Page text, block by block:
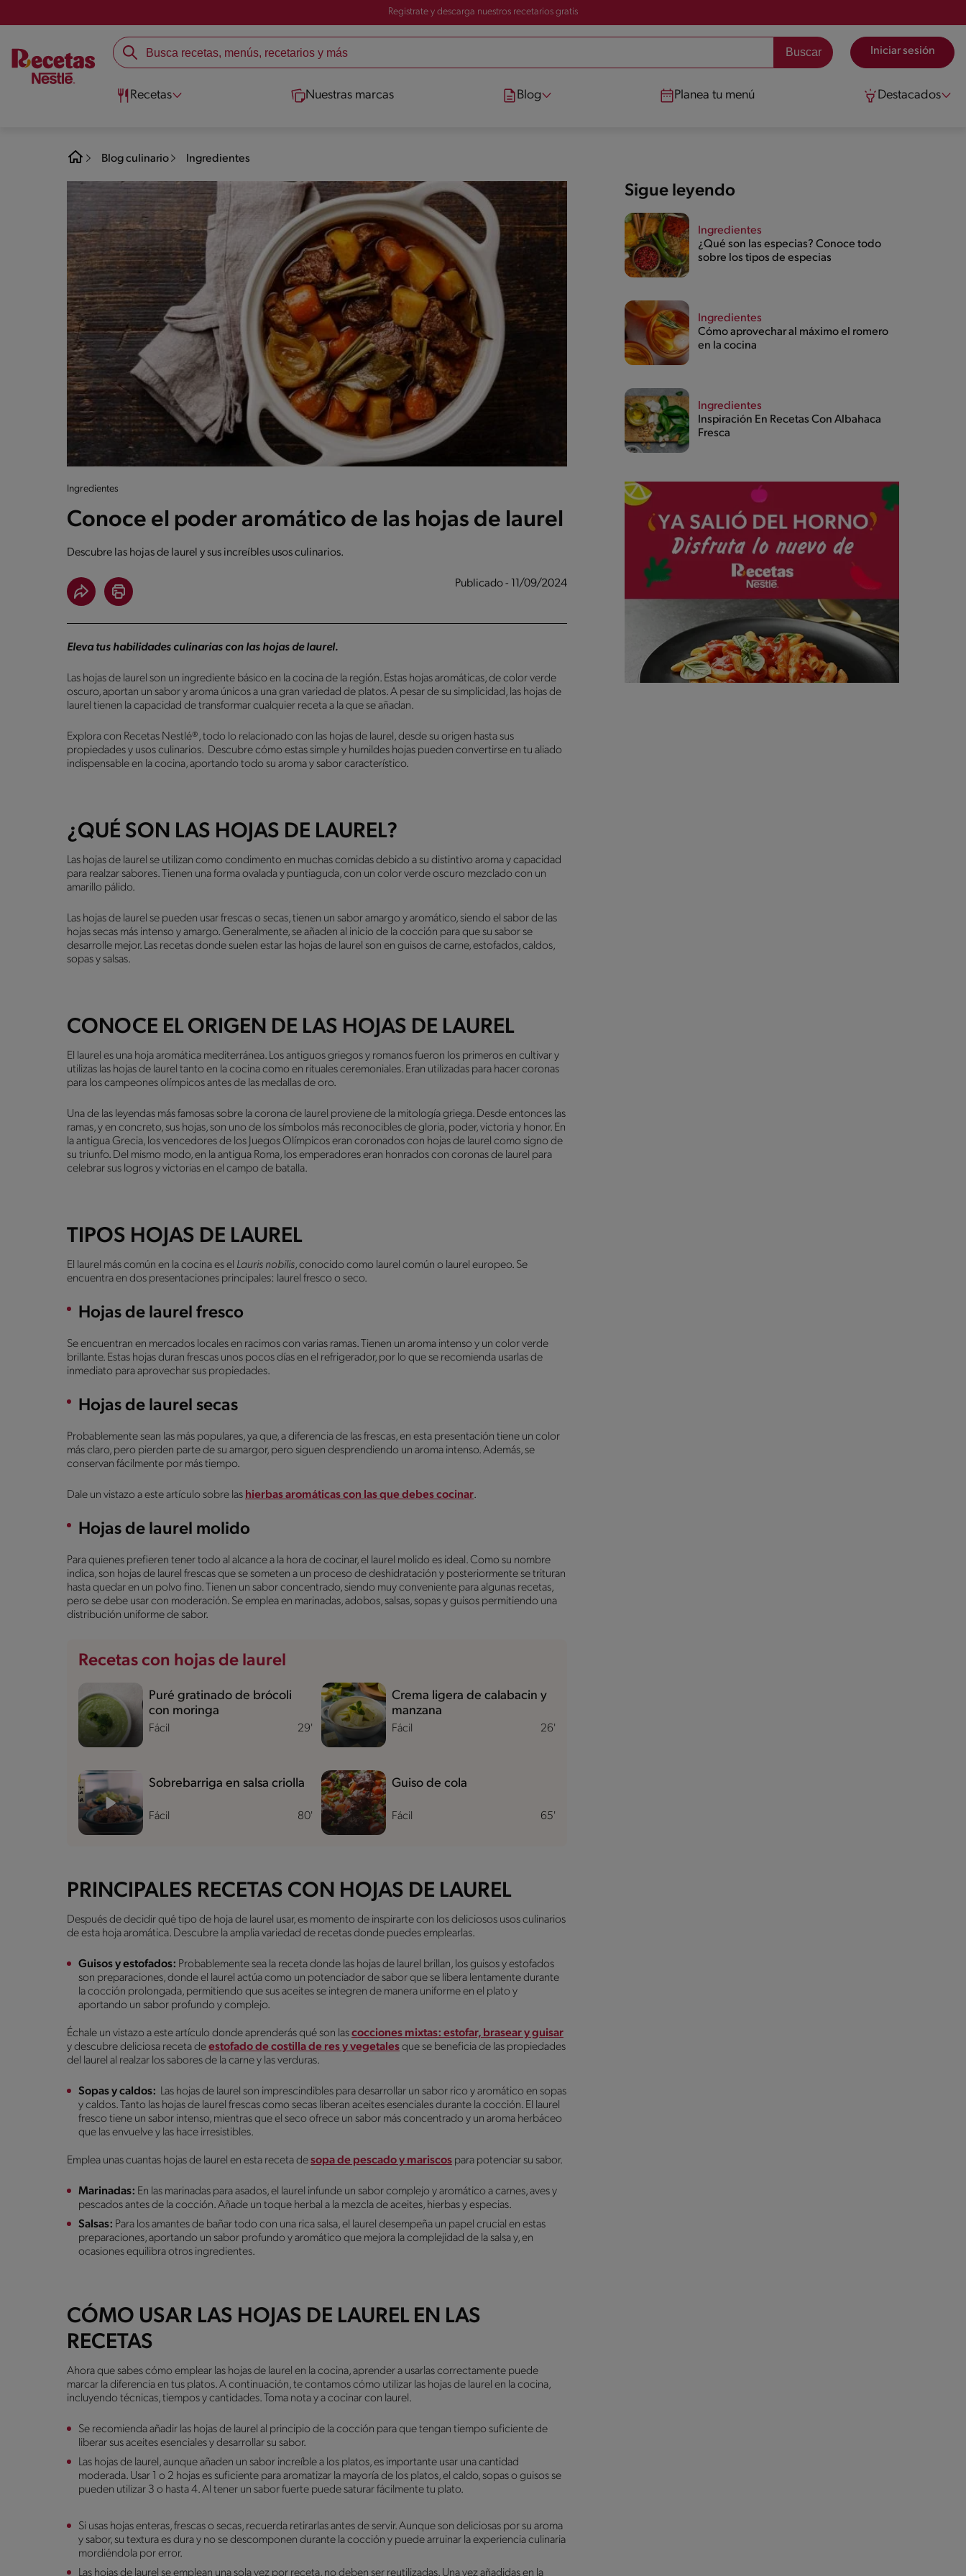
Registrate y descarga nuestros recetarios gratis
Iniciar sesión
Recetas Nuestras marcas Blog Planea tu menú Destacados
Blog culinario Ingredientes
Ingredientes
Conoce el poder aromático de las hojas de laurel
Descubre las hojas de laurel y sus increíbles usos culinarios.
Publicado - 11/09/2024
Eleva tus habilidades culinarias con las hojas de laurel.
Las hojas de laurel son un ingrediente básico en la cocina de la región. Estas hojas aromáticas, de color verde
oscuro, aportan un sabor y aroma únicos a una gran variedad de platos. A pesar de su simplicidad, las hojas de
laurel tienen la capacidad de transformar cualquier receta a la que se añadan.
Explora con Recetas Nestlé®, todo lo relacionado con las hojas de laurel, desde su origen hasta sus
propiedades y usos culinarios. Descubre cómo estas simple y humildes hojas pueden convertirse en tu aliado
indispensable en la cocina, aportando todo su aroma y sabor característico.
¿QUÉ SON LAS HOJAS DE LAUREL?
Las hojas de laurel se utilizan como condimento en muchas comidas debido a su distintivo aroma y capacidad
para realzar sabores. Tienen una forma ovalada y puntiaguda, con un color verde oscuro mezclado con un
amarillo pálido.
Las hojas de laurel se pueden usar frescas o secas, tienen un sabor amargo y aromático, siendo el sabor de las
hojas secas más intenso y amargo. Generalmente, se añaden al inicio de la cocción para que su sabor se
desarrolle mejor. Las recetas donde suelen estar las hojas de laurel son en guisos de carne, estofados, caldos,
sopas y salsas.
CONOCE EL ORIGEN DE LAS HOJAS DE LAUREL
El laurel es una hoja aromática mediterránea. Los antiguos griegos y romanos fueron los primeros en cultivar y
utilizas las hojas de laurel tanto en la cocina como en rituales ceremoniales. Eran utilizadas para hacer coronas
para los campeones olímpicos antes de las medallas de oro.
Una de las leyendas más famosas sobre la corona de laurel proviene de la mitología griega. Desde entonces las
ramas, y en concreto, sus hojas, son uno de los símbolos más reconocibles de gloria, poder, victoria y honor. En
la antigua Grecia, los vencedores de los Juegos Olímpicos eran coronados con hojas de laurel como signo de
su triunfo. Del mismo modo, en la antigua Roma, los emperadores eran honrados con coronas de laurel para
celebrar sus logros y victorias en el campo de batalla.
TIPOS HOJAS DE LAUREL
El laurel más común en la cocina es el Lauris nobilis, conocido como laurel común o laurel europeo. Se
encuentra en dos presentaciones principales: laurel fresco o seco.
Hojas de laurel fresco
Se encuentran en mercados locales en racimos con varias ramas. Tienen un aroma intenso y un color verde
brillante. Estas hojas duran frescas unos pocos días en el refrigerador, por lo que se recomienda usarlas de
inmediato para aprovechar sus propiedades.
Hojas de laurel secas
Probablemente sean las más populares, ya que, a diferencia de las frescas, en esta presentación tiene un color
más claro, pero pierden parte de su amargor, pero siguen desprendiendo un aroma intenso. Además, se
conservan fácilmente por más tiempo.
Dale un vistazo a este artículo sobre las hierbas aromáticas con las que debes cocinar.
Hojas de laurel molido
Para quienes prefieren tener todo al alcance a la hora de cocinar, el laurel molido es ideal. Como su nombre
indica, son hojas de laurel frescas que se someten a un proceso de deshidratación y posteriormente se trituran
hasta quedar en un polvo fino. Tienen un sabor concentrado, siendo muy conveniente para algunas recetas,
pero se debe usar con moderación. Se emplea en marinadas, adobos, salsas, sopas y guisos permitiendo una
distribución uniforme de sabor.
Recetas con hojas de laurel
Fácil 29'
Puré gratinado de brócoli
con moringa
Fácil 26'
Crema ligera de calabacin y
manzana
Fácil 80'
Sobrebarriga en salsa criolla
Fácil 65'
Guiso de cola
PRINCIPALES RECETAS CON HOJAS DE LAUREL
Después de decidir qué tipo de hoja de laurel usar, es momento de inspirarte con los deliciosos usos culinarios
de esta hoja aromática. Descubre la amplia variedad de recetas donde puedes emplearlas.
Guisos y estofados: Probablemente sea la receta donde las hojas de laurel brillan, los guisos y estofados
son preparaciones, donde el laurel actúa como un potenciador de sabor que se libera lentamente durante
la cocción prolongada, permitiendo que sus aceites se integren de manera uniforme en el plato y
aportando un sabor profundo y complejo.
Échale un vistazo a este artículo donde aprenderás qué son lascocciones mixtas: estofar, brasear y guisar
y descubre deliciosa receta deestofado de costilla de res y vegetalesque se beneficia de las propiedades
del laurel al realzar los sabores de la carne y las verduras.
Sopas y caldos: Las hojas de laurel son imprescindibles para desarrollar un sabor rico y aromático en sopas
y caldos. Tanto las hojas de laurel frescas como secas liberan aceites esenciales durante la cocción. El laurel
fresco tiene un sabor intenso, mientras que el seco ofrece un sabor más concentrado y un aroma herbáceo
que las envuelve y las hace irresistibles.
Emplea unas cuantas hojas de laurel en esta receta desopa de pescado y mariscos para potenciar su sabor.
Marinadas: En las marinadas para asados, el laurel infunde un sabor complejo y aromático a carnes, aves y
pescados antes de la cocción. Añade un toque herbal a la mezcla de aceites, hierbas y especias.
Salsas: Para los amantes de bañar todo con una rica salsa, el laurel desempeña un papel crucial en estas
preparaciones, aportando un sabor profundo y aromático que mejora la complejidad de la salsa y, en
ocasiones equilibra otros ingredientes.
CÓMO USAR LAS HOJAS DE LAUREL EN LAS
RECETAS
Ahora que sabes cómo emplear las hojas de laurel en la cocina, aprender a usarlas correctamente puede
marcar la diferencia en tus platos. A continuación, te contamos cómo utilizar las hojas de laurel en la cocina,
incluyendo técnicas, tiempos y cantidades. Toma nota y a cocinar con laurel.
Se recomienda añadir las hojas de laurel al principio de la cocción para que tengan tiempo suficiente de
liberar sus aceites esenciales y desarrollar su sabor.
Las hojas de laurel, aunque añaden un sabor increíble a los platos, es importante usar una cantidad
moderada. Usar 1 o 2 hojas es suficiente para aromatizar la mayoría de los platos, el caldo, sopas o guisos se
pueden utilizar 3 o hasta 4. Al tener un sabor fuerte puede saturar fácilmente tu plato.
Si usas hojas enteras, frescas o secas, recuerda retirarlas antes de servir. Aunque son deliciosas por su aroma
y sabor, su textura es dura y no se descomponen durante la cocción y puede arruinar la experiencia culinaria
mordiéndola por error.
Las hojas de laurel se emplean una sola vez por receta, no deben ser reutilizadas. Una vez añadidas en la
Sigue leyendo
Ingredientes
¿Qué son las especias? Conoce todo
sobre los tipos de especias
Ingredientes
Cómo aprovechar al máximo el romero
en la cocina
Ingredientes
Inspiración En Recetas Con Albahaca
Fresca